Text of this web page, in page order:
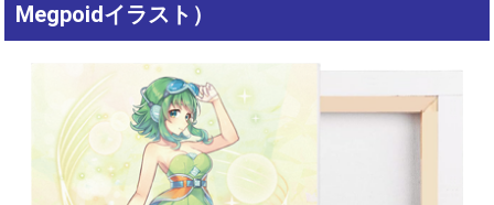
Megpoidイラスト）